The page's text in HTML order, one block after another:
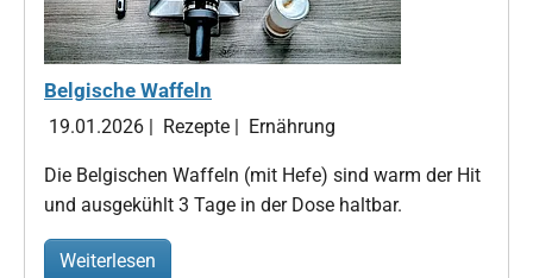
Belgische Waffeln
19.01.2026 | Rezepte | Ernährung
Die Belgischen Waffeln (mit Hefe) sind warm der Hit
und ausgekühlt 3 Tage in der Dose haltbar.
Weiterlesen